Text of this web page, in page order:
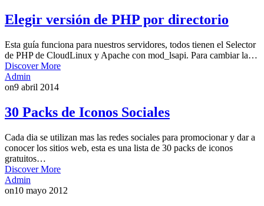
Elegir versión de PHP por directorio
Esta guía funciona para nuestros servidores, todos tienen el Selector
de PHP de CloudLinux y Apache con mod_lsapi. Para cambiar la…
Discover More
Admin
on9 abril 2014
30 Packs de Iconos Sociales
Cada dia se utilizan mas las redes sociales para promocionar y dar a
conocer los sitios web, esta es una lista de 30 packs de iconos
gratuitos…
Discover More
Admin
on10 mayo 2012